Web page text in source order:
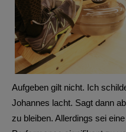
Aufgeben gilt nicht. Ich
Johannes lacht. Sagt dann
zu bleiben. Allerdings sei